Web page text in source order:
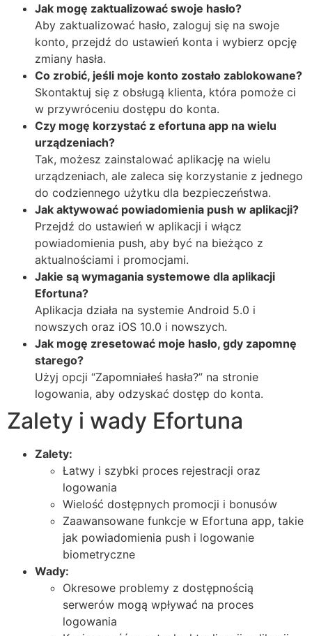
Jak mogę zaktualizować swoje hasło?
Aby zaktualizować hasło, zaloguj się na swoje
konto, przejdź do ustawień konta i wybierz opcję
zmiany hasła.
Co zrobić, jeśli moje konto zostało zablokowane?
Skontaktuj się z obsługą klienta, która pomoże ci
w przywróceniu dostępu do konta.
Czy mogę korzystać z efortuna app na wielu
urządzeniach?
Tak, możesz zainstalować aplikację na wielu
urządzeniach, ale zaleca się korzystanie z jednego
do codziennego użytku dla bezpieczeństwa.
Jak aktywować powiadomienia push w aplikacji?
Przejdź do ustawień w aplikacji i włącz
powiadomienia push, aby być na bieżąco z
aktualnościami i promocjami.
Jakie są wymagania systemowe dla aplikacji
Efortuna?
Aplikacja działa na systemie Android 5.0 i
nowszych oraz iOS 10.0 i nowszych.
Jak mogę zresetować moje hasło, gdy zapomnę
starego?
Użyj opcji “Zapomniałeś hasła?” na stronie
logowania, aby odzyskać dostęp do konta.
Zalety i wady Efortuna
Zalety:
Łatwy i szybki proces rejestracji oraz
logowania
Wielość dostępnych promocji i bonusów
Zaawansowane funkcje w Efortuna app, takie
jak powiadomienia push i logowanie
biometryczne
Wady:
Okresowe problemy z dostępnością
serwerów mogą wpływać na proces
logowania